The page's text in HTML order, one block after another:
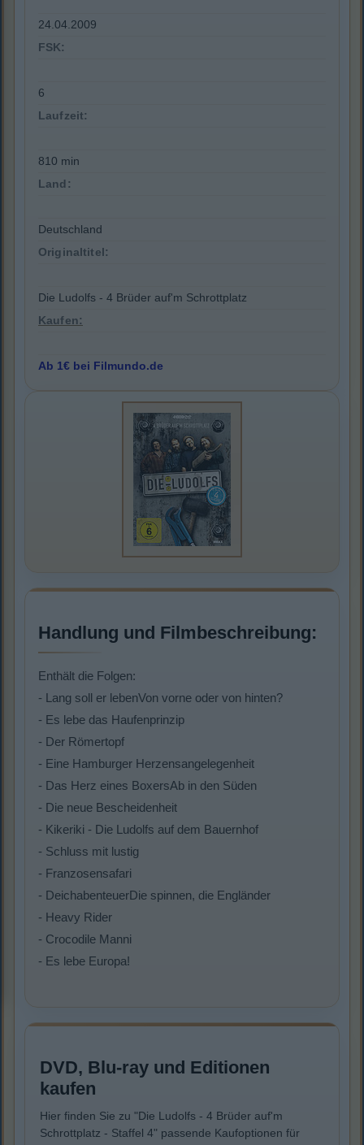
24.04.2009
FSK:
6
Laufzeit:
810 min
Land:
Deutschland
Originaltitel:
Die Ludolfs - 4 Brüder auf'm Schrottplatz
Kaufen:
Ab 1€ bei Filmundo.de
Handlung und Filmbeschreibung:
Enthält die Folgen:
- Lang soll er lebenVon vorne oder von hinten?
- Es lebe das Haufenprinzip
- Der Römertopf
- Eine Hamburger Herzensangelegenheit
- Das Herz eines BoxersAb in den Süden
- Die neue Bescheidenheit
- Kikeriki - Die Ludolfs auf dem Bauernhof
- Schluss mit lustig
- Franzosensafari
- DeichabenteuerDie spinnen, die Engländer
- Heavy Rider
- Crocodile Manni
- Es lebe Europa!
DVD, Blu-ray und Editionen
kaufen
Hier finden Sie zu "Die Ludolfs - 4 Brüder auf'm
Schrottplatz - Staffel 4" passende Kaufoptionen für